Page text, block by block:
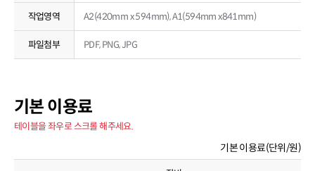
작업영역 A2(420mm x 594mm), A1(594mm x841mm)
파일첨부 PDF, PNG, JPG
기본 이용료
테이블을 좌우로 스크롤 해주세요.
기본 이용료(단위/원)